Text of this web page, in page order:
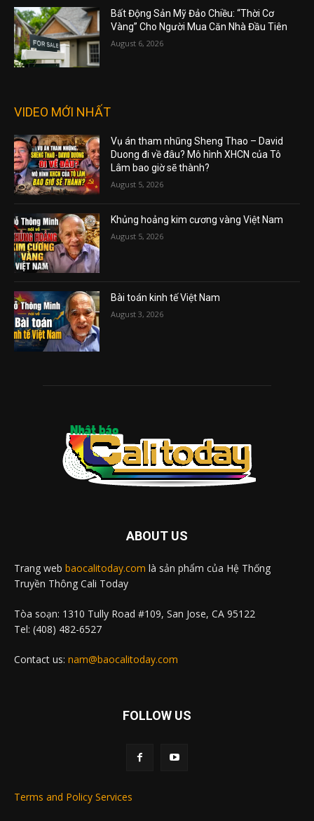
Bất Động Sản Mỹ Đảo Chiều: “Thời Cơ
Vàng” Cho Người Mua Căn Nhà Đầu Tiên
August 6, 2026
VIDEO MỚI NHẤT
Vụ án tham nhũng Sheng Thao – David
Duong đi về đâu? Mô hình XHCN của Tô
Lâm bao giờ sẽ thành?
August 5, 2026
Khủng hoảng kim cương vàng Việt Nam
August 5, 2026
Bài toán kinh tế Việt Nam
August 3, 2026
ABOUT US
Trang web baocalitoday.com là sản phẩm của Hệ Thống
Truyền Thông Cali Today
Tòa soạn: 1310 Tully Road #109, San Jose, CA 95122
Tel: (408) 482-6527
Contact us: nam@baocalitoday.com
FOLLOW US
Terms and Policy Services